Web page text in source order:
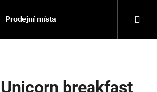
Prodejní místa Spolupráce
breakfast